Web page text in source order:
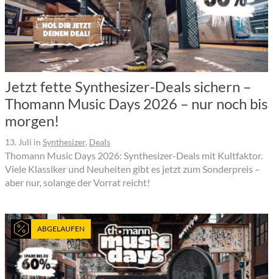
Jetzt fette Synthesizer-Deals sichern –
Thomann Music Days 2026 – nur noch bis
morgen!
13. Juli in Synthesizer, Deals
Thomann Music Days 2026: Synthesizer-Deals mit Kultfaktor.
Viele Klassiker und Neuheiten gibt es jetzt zum Sonderpreis –
aber nur, solange der Vorrat reicht!
ABGELAUFEN